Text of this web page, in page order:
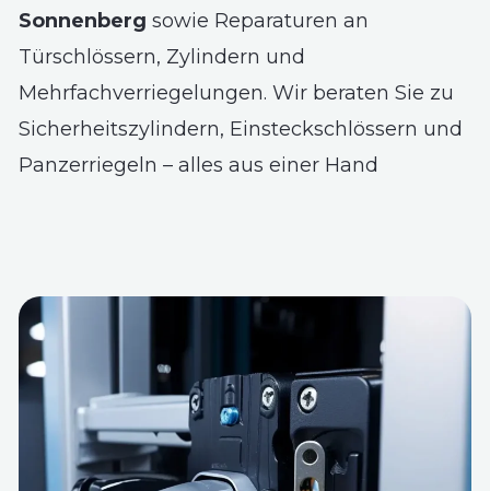
Sonnenberg sowie Reparaturen an
Türschlössern, Zylindern und
Mehrfachverriegelungen. Wir beraten Sie zu
Sicherheitszylindern, Einsteckschlössern und
Panzerriegeln – alles aus einer Hand